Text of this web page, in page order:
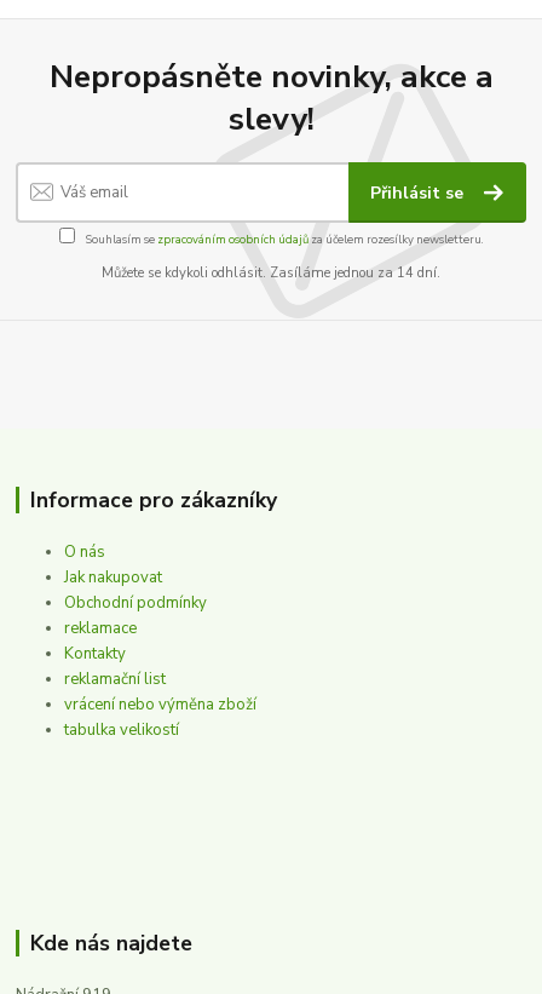
Nepropásněte novinky, akce a
slevy!
Přihlásit se
Souhlasím se zpracováním osobních údajůza účelem rozesílky newsletteru.
Můžete se kdykoli odhlásit. Zasíláme jednou za 14 dní.
Informace pro zákazníky
O nás
Jak nakupovat
Obchodní podmínky
reklamace
Kontakty
reklamační list
vrácení nebo výměna zboží
tabulka velikostí
Kde nás najdete